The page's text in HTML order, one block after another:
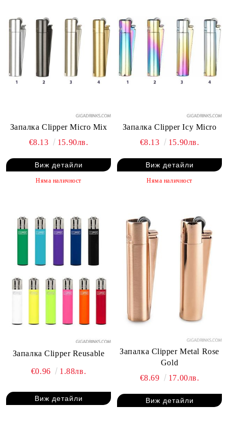
Запалка Clipper Micro Mix
€8.13
15.90лв.
Виж детайли
Няма наличност
Запалка Clipper Icy Micro
€8.13
15.90лв.
Виж детайли
Няма наличност
Запалка Clipper Reusable
€0.96 1.88лв.
Виж детайли
Запалка Clipper Metal Rose
Gold
€8.69
17.00лв.
Виж детайли